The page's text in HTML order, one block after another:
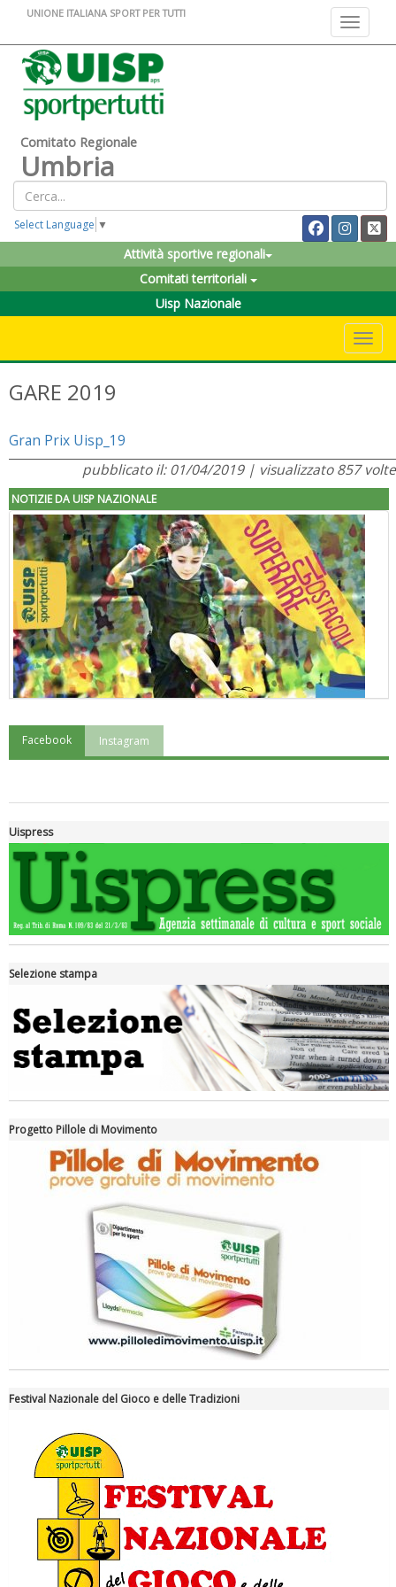
Toggle
UNIONE ITALIANA SPORT PER TUTTI
Comitato Regionale
Umbria
Select Language ▼
Attività sportive regionali
Comitati territoriali
Uisp Nazionale
GARE 2019
Gran Prix Uisp_19
pubblicato il: 01/04/2019 | visualizzato 857 volte
NOTIZIE DA UISP NAZIONALE
"Superare gli ostacoli": la relazione di Tiziano Pesce al CN Uisp
Luglio 2026: "Pensando con i piedi, si possono fare le
Tiziano Pesce a Radio InBlu2000 traccia il bilancio della stagione
Ddl Lobby, Uisp: “Il Parlamento valorizzi le nostre specificità"
Facebook Instagram
Uispress
Selezione stampa
Progetto Pillole di Movimento
Festival Nazionale del Gioco e delle Tradizioni